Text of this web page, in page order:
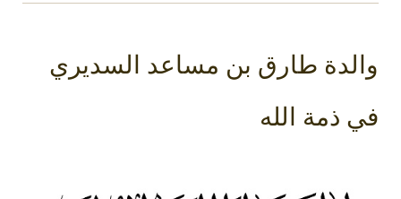
والدة طارق بن مساعد السديري
في ذمة الله